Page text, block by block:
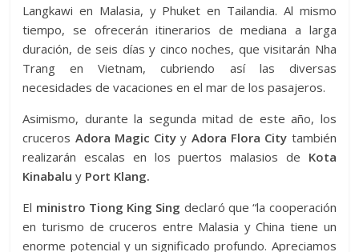
Langkawi en Malasia, y Phuket en Tailandia. Al mismo
tiempo, se ofrecerán itinerarios de mediana a larga
duración, de seis días y cinco noches, que visitarán Nha
Trang en Vietnam, cubriendo así las diversas
necesidades de vacaciones en el mar de los pasajeros.
Asimismo, durante la segunda mitad de este año, los
cruceros Adora Magic City y Adora Flora City también
realizarán escalas en los puertos malasios de Kota
Kinabalu y Port Klang.
El ministro Tiong King Sing declaró que “la cooperación
en turismo de cruceros entre Malasia y China tiene un
enorme potencial y un significado profundo. Apreciamos